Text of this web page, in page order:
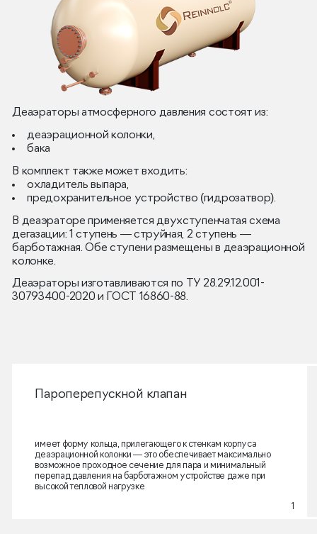
Деаэраторы атмосферного давления состоят из:
деаэрационной колонки,
бака
В комплект также может входить:
охладитель выпара,
предохранительное устройство (гидрозатвор).
В деаэраторе применяется двухступенчатая схема
дегазации: 1 ступень — струйная, 2 ступень —
барботажная. Обе ступени размещены в деаэрационной
колонке.
Деаэраторы изготавливаются по ТУ 28.29.12.001-
30793400-2020 и ГОСТ 16860-88.
Пароперепускной клапан
имеет форму кольца, прилегающего к стенкам корпуса
деаэрационной колонки — это обеспечивает максимально
возможное проходное сечение для пара и минимальный
перепад давления на барботажном устройстве даже при
высокой тепловой нагрузке
1